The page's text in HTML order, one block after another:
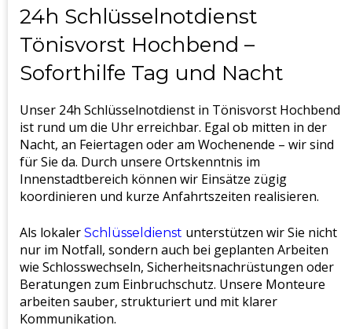
24h Schlüsselnotdienst
Tönisvorst Hochbend –
Soforthilfe Tag und Nacht
Unser 24h Schlüsselnotdienst in Tönisvorst Hochbend
ist rund um die Uhr erreichbar. Egal ob mitten in der
Nacht, an Feiertagen oder am Wochenende – wir sind
für Sie da. Durch unsere Ortskenntnis im
Innenstadtbereich können wir Einsätze zügig
koordinieren und kurze Anfahrtszeiten realisieren.
Als lokaler Schlüsseldienst unterstützen wir Sie nicht
nur im Notfall, sondern auch bei geplanten Arbeiten
wie Schlosswechseln, Sicherheitsnachrüstungen oder
Beratungen zum Einbruchschutz. Unsere Monteure
arbeiten sauber, strukturiert und mit klarer
Kommunikation.